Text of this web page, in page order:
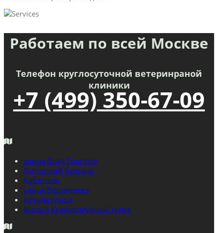
Работаем по всей Москве
Телефон круглосуточной ветеринраной
клиники
+7 (499) 350-67-09
улица Льва Толстого
Литовский бульвар
Арбатская
улица Верземнека
Летняя улица
Малый Краснопрудный тупик